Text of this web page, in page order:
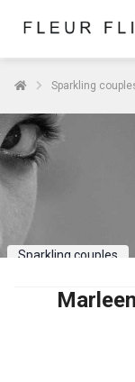
Sparkling
Sparkling couples